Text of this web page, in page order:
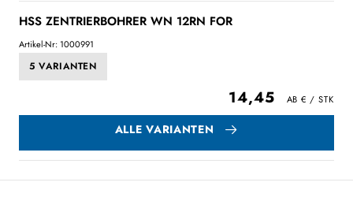
HSS ZENTRIERBOHRER WN 12RN FOR
Artikel-Nr: 1000991
5 VARIANTEN
14,45
ALLE VARIANTEN